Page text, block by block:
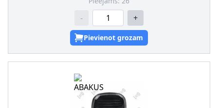
- +
Pievienot grozam